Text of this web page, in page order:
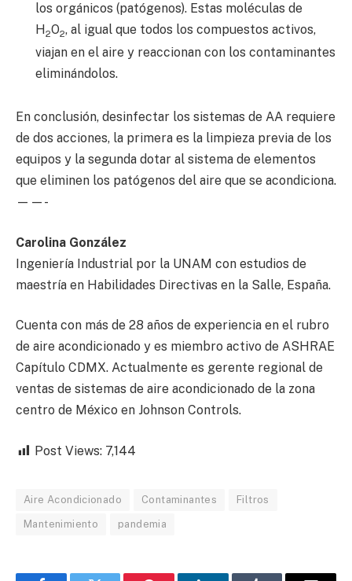
los orgánicos (patógenos). Estas moléculas de
H 2O2, al igual que todos los compuestos activos,
viajan en el aire y reaccionan con los contaminantes
eliminándolos.
En conclusión, desinfectar los sistemas de AA requiere
de dos acciones, la primera es la limpieza previa de los
equipos y la segunda dotar al sistema de elementos
que eliminen los patógenos del aire que se acondiciona.
——-
Carolina González
Ingeniería Industrial por la UNAM con estudios de
maestría en Habilidades Directivas en la Salle, España.
Cuenta con más de 28 años de experiencia en el rubro
de aire acondicionado y es miembro activo de ASHRAE
Capítulo CDMX. Actualmente es gerente regional de
ventas de sistemas de aire acondicionado de la zona
centro de México en Johnson Controls.
Post Views: 7,144
Aire Acondicionado Contaminantes Filtros
Mantenimiento pandemia